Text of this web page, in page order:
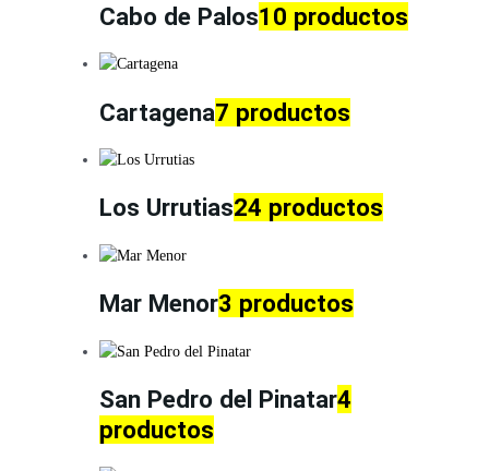
Cabo de Palos10 productos
Cartagena7 productos
Los Urrutias24 productos
Mar Menor3 productos
San Pedro del Pinatar4
productos